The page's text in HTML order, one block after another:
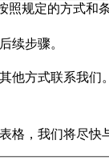
照规定的方式和
续步骤。
他方式联系我们。
格，我们将尽快